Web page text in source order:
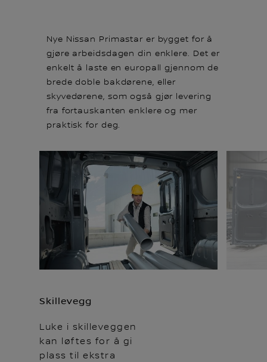
Nye Nissan Primastar er bygget for å
gjøre arbeidsdagen din enklere. Det er
enkelt å laste en europall gjennom de
brede doble bakdørene, eller
skyvedørene, som også gjør levering
fra fortauskanten enklere og mer
praktisk for deg.
Skillevegg
Luke i skilleveggen
kan løftes for å gi
plass til ekstra